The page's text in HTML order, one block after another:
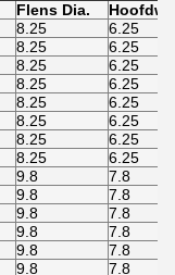
Flens Dia.
8.25
6.25
8.25
6.25
8.25
6.25
8.25
6.25
8.25
6.25
8.25
6.25
8.25
6.25
8.25
6.25
9.8
7.8
9.8
7.8
9.8
7.8
9.8
7.8
9.8
7.8
9.8
7.8